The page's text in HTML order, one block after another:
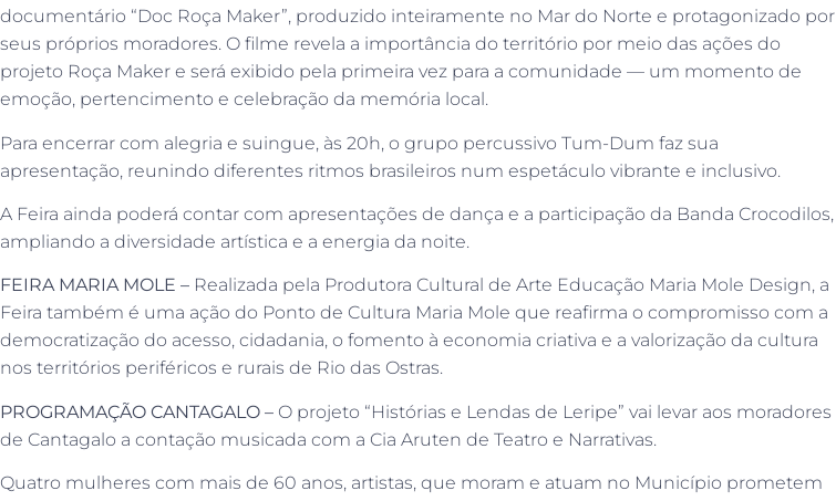
documentário “Doc Roça Maker”, produzido inteiramente no Mar do Norte e protagonizado por
seus próprios moradores. O filme revela a importância do território por meio das ações do
projeto Roça Maker e será exibido pela primeira vez para a comunidade — um momento de
emoção, pertencimento e celebração da memória local.
Para encerrar com alegria e suingue, às 20h, o grupo percussivo Tum-Dum faz sua
apresentação, reunindo diferentes ritmos brasileiros num espetáculo vibrante e inclusivo.
A Feira ainda poderá contar com apresentações de dança e a participação da Banda Crocodilos,
ampliando a diversidade artística e a energia da noite.
FEIRA MARIA MOLE – Realizada pela Produtora Cultural de Arte Educação Maria Mole Design, a
Feira também é uma ação do Ponto de Cultura Maria Mole que reafirma o compromisso com a
democratização do acesso, cidadania, o fomento à economia criativa e a valorização da cultura
nos territórios periféricos e rurais de Rio das Ostras.
PROGRAMAÇÃO CANTAGALO – O projeto “Histórias e Lendas de Leripe” vai levar aos moradores
de Cantagalo a contação musicada com a Cia Aruten de Teatro e Narrativas.
Quatro mulheres com mais de 60 anos, artistas, que moram e atuam no Município prometem